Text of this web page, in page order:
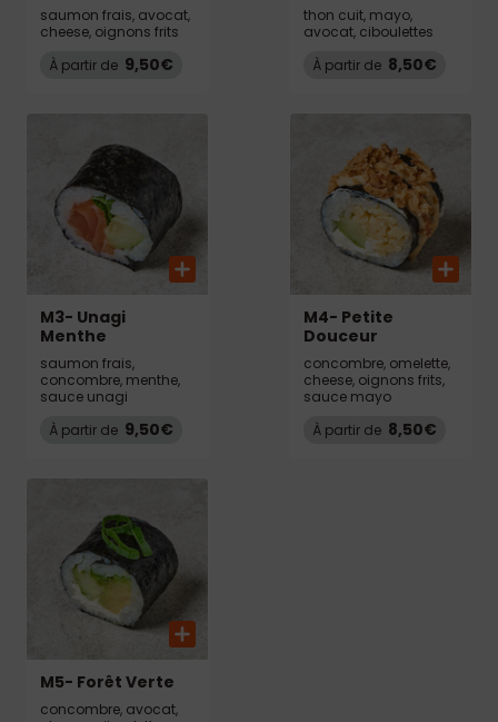
saumon frais, avocat,
cheese, oignons frits
À partir de 9,50€
thon cuit, mayo,
avocat, ciboulettes
À partir de 8,50€
M3- Unagi
Menthe
saumon frais,
concombre, menthe,
sauce unagi
À partir de 9,50€
M4- Petite
Douceur
concombre, omelette,
cheese, oignons frits,
sauce mayo
À partir de 8,50€
M5- Forêt Verte
concombre, avocat,